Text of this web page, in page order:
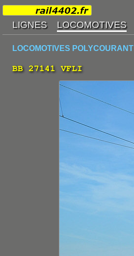
LOCOMOTIVES POLYCOURANT
BB 27141 VFLI